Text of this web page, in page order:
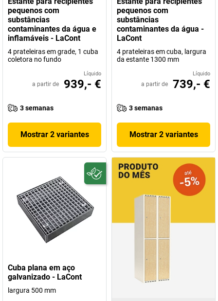
Está à procura de uma
tecnologia de armazenamento segura e
ecológica para as suas substâncias perigosas? Então confie nos
produtos de qualidade testados, em conformidade com a lei e
Made in Germany, é claro.
pequenos com
substâncias
contaminantes da água e
inflamáveis - LaCont
4 prateleiras em grade, 1 cuba
coletora no fundo
Líquido
a partir de 939,- €
3 semanas
Mostrar 2 variantes
pequenos com
substâncias
contaminantes da água -
LaCont
4 prateleiras em cuba, largura
da estante 1300 mm
Líquido
a partir de 739,- €
3 semanas
Mostrar 2 variantes
Cuba plana em aço
galvanizado - LaCont
largura 500 mm